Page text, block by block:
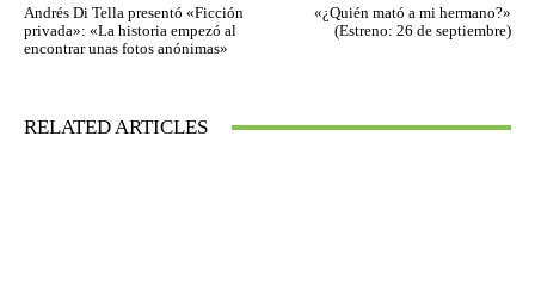
Andrés Di Tella presentó «Ficción
privada»: «La historia empezó al
encontrar unas fotos anónimas»
«¿Quién mató a mi hermano?»
(Estreno: 26 de septiembre)
RELATED ARTICLES